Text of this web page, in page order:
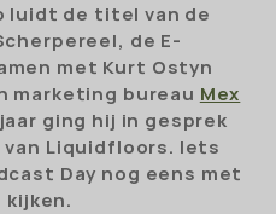
luidt de titel van de
de E-
met Kurt Ostyn
marketing bureau Mex
ging hij in gesprek
van Liquidfloors. Iets
Day nog eens met